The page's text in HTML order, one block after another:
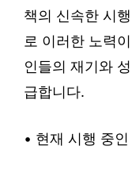
책의 신속한 시
로 이러한 노력
인들의 재기와
급합니다.
• 현재 시행 중